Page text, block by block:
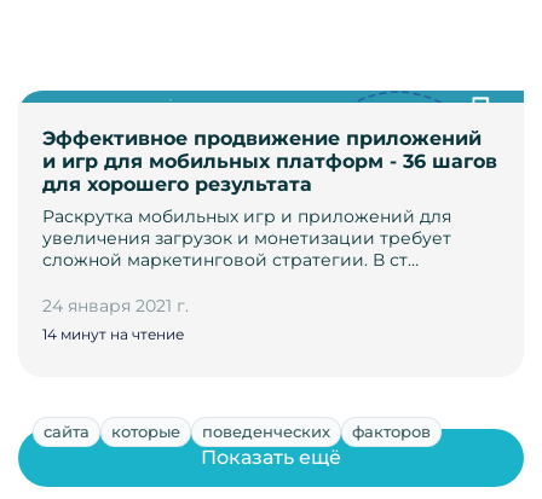
Эффективное продвижение приложений
и игр для мобильных платформ - 36 шагов
для хорошего результата
Раскрутка мобильных игр и приложений для
увеличения загрузок и монетизации требует
сложной маркетинговой стратегии. В ст…
24 января 2021 г.
14 минут на чтение
сайта которые поведенческих факторов
Показать ещё